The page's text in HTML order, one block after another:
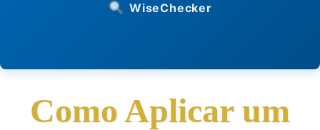
WiseChecker
Como Aplicar um